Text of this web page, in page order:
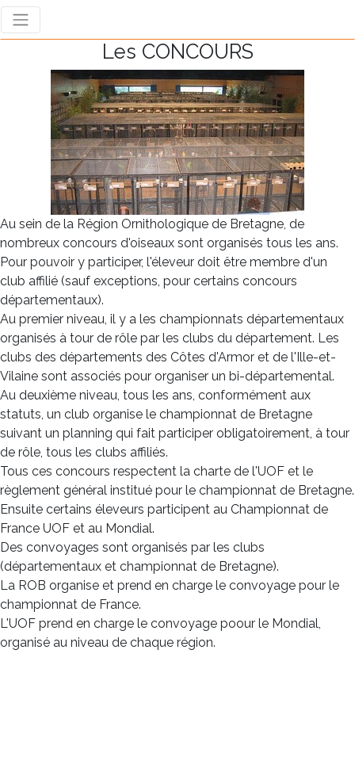
Les CONCOURS
Au sein de la Région Ornithologique de Bretagne, de
nombreux concours d'oiseaux sont organisés tous les ans.
Pour pouvoir y participer, l'éleveur doit être membre d'un
club affilié (sauf exceptions, pour certains concours
départementaux).
Au premier niveau, il y a les championnats départementaux
organisés à tour de rôle par les clubs du département. Les
clubs des départements des Côtes d'Armor et de l'Ille-et-
Vilaine sont associés pour organiser un bi-départemental.
Au deuxième niveau, tous les ans, conformément aux
statuts, un club organise le championnat de Bretagne
suivant un planning qui fait participer obligatoirement, à tour
de rôle, tous les clubs affiliés.
Tous ces concours respectent la charte de l'UOF et le
règlement général institué pour le championnat de Bretagne.
Ensuite certains éleveurs participent au Championnat de
France UOF et au Mondial.
Des convoyages sont organisés par les clubs
(départementaux et championnat de Bretagne).
La ROB organise et prend en charge le convoyage pour le
championnat de France.
L'UOF prend en charge le convoyage poour le Mondial,
organisé au niveau de chaque région.